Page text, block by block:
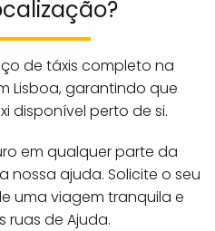
de táxis completo na
Lisboa, garantindo que
disponível perto de si.
em qualquer parte da
nossa ajuda. Solicite o seu
uma viagem tranquila e
ruas de Ajuda.